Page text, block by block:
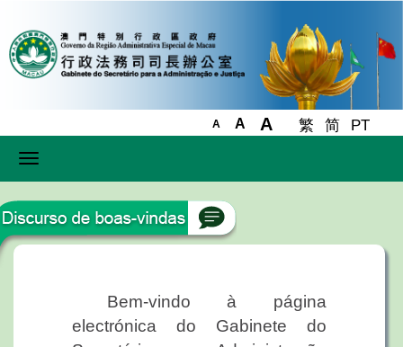
A A A 繁 简 PT
Toggle
navigation
Bem-vindo à página
electrónica do Gabinete do